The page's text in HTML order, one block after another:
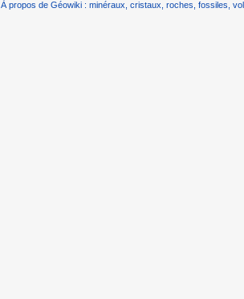
À propos de Géowiki : minéraux, cristaux, roches, fossiles,